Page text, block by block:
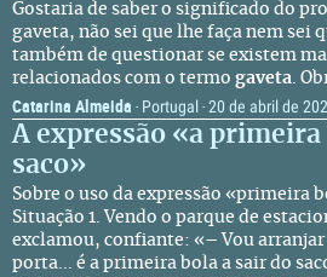
Gostaria de saber o significado do
gaveta, não sei que lhe faça nem sei
também de questionar se existem
relacionados com o termo gaveta.
Catarina Almeida · Portugal · 20 de abril de
A expressão «a primeira
saco»
Sobre o uso da expressão «primeira
Situação 1. Vendo o parque de
exclamou, confiante: «– Vou arranjar
porta... é a primeira bola a sair do